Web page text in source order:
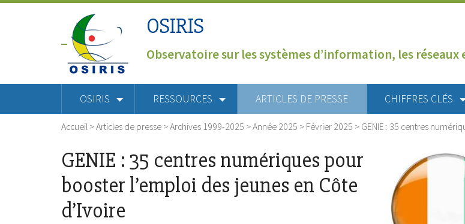
OSIRIS
Observatoire sur les systèmes d’information, les
OSIRIS RESSOURCES ARTICLES DE PRESSE CHIFFRES CLÉS
Accueil >Articles de presse >Archives 1999-2025 >Année 2025 > Février 2025 > GENIE : 35 centres
GENIE : 35 centres numériques pour
booster l’emploi des jeunes en Côte
d’Ivoire